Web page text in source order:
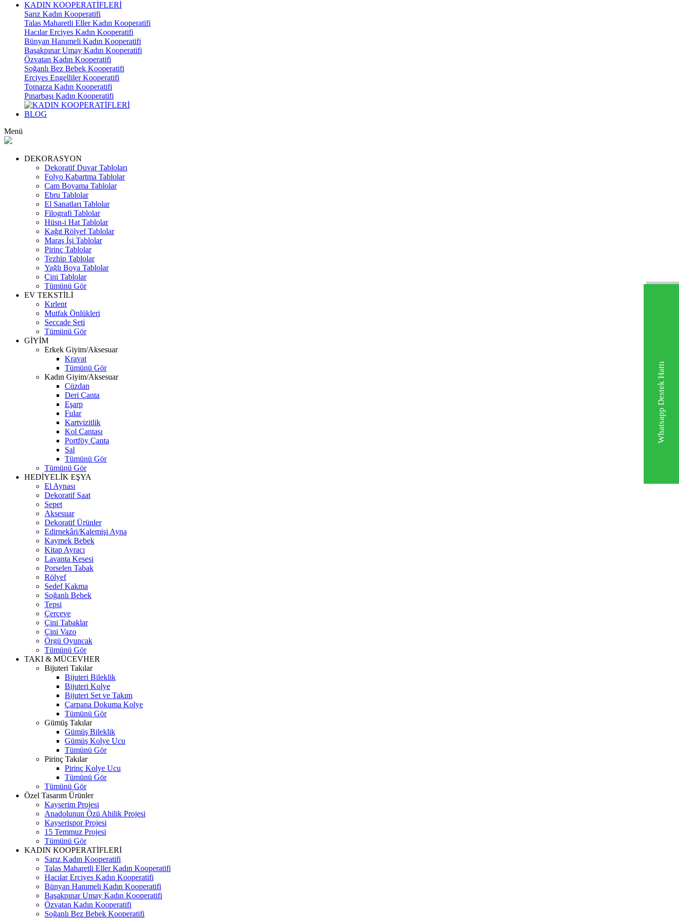
Whatsapp Destek Hattı
KADIN KOOPERATİFLERİ
Sarız Kadın Kooperatifi
Talas Maharetli Eller Kadın Kooperatifi
Hacılar Erciyes Kadın Kooperatifi
Bünyan Hanımeli Kadın Kooperatifi
Başakpınar Umay Kadın Kooperatifi
Özvatan Kadın Kooperatifi
Soğanlı Bez Bebek Kooperatifi
Erciyes Engelliler Kooperatifi
Tomarza Kadın Kooperatifi
Pınarbaşı Kadın Kooperatifi
BLOG
Menü
DEKORASYON
Dekoratif Duvar Tabloları
Folyo Kabartma Tablolar
Cam Boyama Tablolar
Ebru Tablolar
El Sanatları Tablolar
Filografi Tablolar
Hüsn-i Hat Tablolar
Kağıt Rölyef Tablolar
Maraş İşi Tablolar
Pirinç Tablolar
Tezhip Tablolar
Yağlı Boya Tablolar
Çini Tablolar
Tümünü Gör
EV TEKSTİLİ
Kırlent
Mutfak Önlükleri
Seccade Seti
Tümünü Gör
GİYİM
Erkek Giyim/Aksesuar
Kravat
Tümünü Gör
Kadın Giyim/Aksesuar
Cüzdan
Deri Çanta
Eşarp
Fular
Kartvizitlik
Kol Çantası
Portföy Çanta
Şal
Tümünü Gör
Tümünü Gör
HEDİYELİK EŞYA
El Aynası
Dekoratif Saat
Sepet
Aksesuar
Dekoratif Ürünler
Edirnekâri/Kalemişi Ayna
Kaymek Bebek
Kitap Ayracı
Lavanta Kesesi
Porselen Tabak
Rölyef
Sedef Kakma
Soğanlı Bebek
Tepsi
Çerçeve
Çini Tabaklar
Çini Vazo
Örgü Oyuncak
Tümünü Gör
TAKI & MÜCEVHER
Bijuteri Takılar
Bijuteri Bileklik
Bijuteri Kolye
Bijuteri Set ve Takım
Çarpana Dokuma Kolye
Tümünü Gör
Gümüş Takılar
Gümüş Bileklik
Gümüş Kolye Ucu
Tümünü Gör
Pirinç Takılar
Pirinç Kolye Ucu
Tümünü Gör
Tümünü Gör
Özel Tasarım Ürünler
Kayserim Projesi
Anadolunun Özü Ahilik Projesi
Kayserispor Projesi
15 Temmuz Projesi
Tümünü Gör
KADIN KOOPERATİFLERİ
Sarız Kadın Kooperatifi
Talas Maharetli Eller Kadın Kooperatifi
Hacılar Erciyes Kadın Kooperatifi
Bünyan Hanımeli Kadın Kooperatifi
Başakpınar Umay Kadın Kooperatifi
Özvatan Kadın Kooperatifi
Soğanlı Bez Bebek Kooperatifi